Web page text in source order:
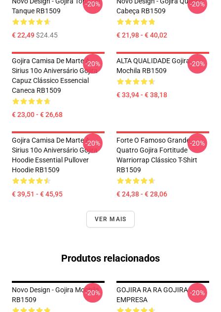
Tanque RB1509
€ 22,49$24.45
-20%
Cabeça RB1509
€ 21,98 - € 40,02
-20%
Gojira Camisa De Marte A
Sirius 10o Aniversário Gojira
Capuz Clássico Essencial
Caneca RB1509
€ 23,00 - € 26,68
-20%
ALTA QUALIDADE Gojira
Mochila RB1509
€ 33,94 - € 38,18
-20%
Gojira Camisa De Marte A
Sirius 10o Aniversário Gojira
Hoodie Essential Pullover
Hoodie RB1509
€ 39,51 - € 45,95
-20%
Forte O Famoso Grande
Quatro Gojira Fortitude
Warriorrap Clássico T-Shirt
RB1509
€ 24,38 - € 28,06
-20%
VER MAIS
Produtos relacionados
Novo Design - Gojira Mochila
RB1509
-20%
GOJIRA RA RA GOJIRA
EMPRESA
-20%